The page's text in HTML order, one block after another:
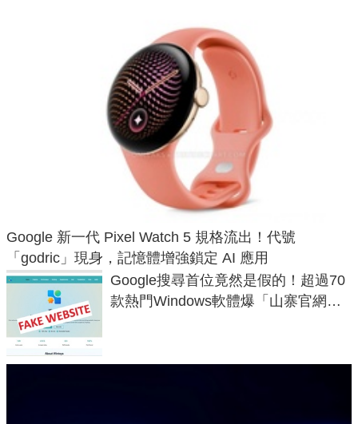
Google 新一代 Pixel Watch 5 規格流出！代號
「godric」現身，記憶體增強鎖定 AI 應用
Google搜尋首位竟然是假的！超過70
款熱門Windows軟體爆「山寨官網」